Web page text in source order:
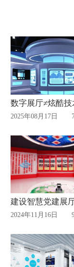
数字展厅≠炫酷技
2025年08月17日
2024年11月16日